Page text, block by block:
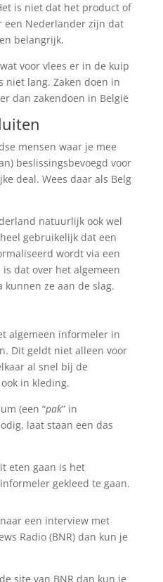
is niet dat het product of
een Nederlander zijn dat
belangrijk.
voor vlees er in de kuip
lang. Zaken doen in
dan zakendoen in België
mensen waar je mee
beslissingsbevoegd voor
deal. Wees daar als Belg
natuurlijk ook wel
gebruikelijk dat een
wordt via een
dat over het algemeen
kunnen ze aan de slag.
algemeen informeler in
Dit geldt niet alleen voor
al snel bij de
in kleding.
(een “pak” in
laat staan een das
eten gaan is het
gekleed te gaan.
een interview met
Radio (BNR) dan kun je
site van BNR dan kun je